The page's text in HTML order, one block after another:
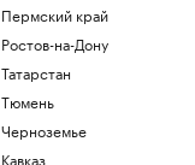
Пермский край
Ростов-на-Дону
Татарстан
Тюмень
Черноземье
Кавказ